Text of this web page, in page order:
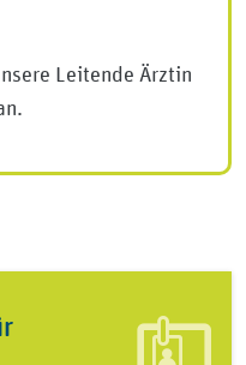
Leitende Ärztin